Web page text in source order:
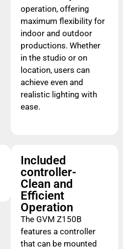
operation, offering
maximum flexibility for
indoor and outdoor
productions. Whether
in the studio or on
location, users can
achieve even and
realistic lighting with
ease.
Included
controller-
Clean and
Efficient
Operation
The GVM Z150B
features a controller
that can be mounted